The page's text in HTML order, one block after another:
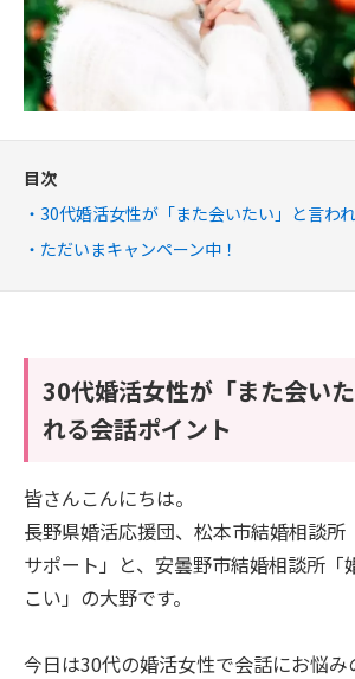
目次
30代婚活女性が「また会いたい」と言わ
ただいまキャンペーン中！
30代婚活女性が「また会い
れる会話ポイント
皆さんこんにちは。
長野県婚活応援団、松本市結婚相談所
サポート」と、安曇野市結婚相談所「
こい」の大野です。
今日は30代の婚活女性で会話にお悩